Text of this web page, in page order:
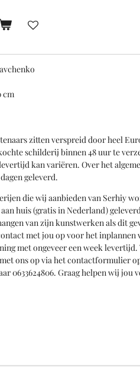
cm
zitten verspreid door heel
schilderij binnen 48 uur te
kan variëren. Over het
geleverd.
die wij aanbieden van Serhiy
huis (gratis in Nederland)
van zijn kunstwerken als dit
met jou op voor het inplannen
met ongeveer een week levertijd.
ons op via het contactformulier
0633624806. Graag helpen wij jou